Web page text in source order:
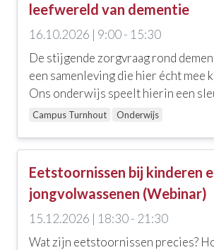
leefwereld van dementie
16.10.2026 | 9:00 - 15:30
De stijgende zorgvraag rond
een samenleving die hier écht mee
Ons onderwijs speelt hierin een
Campus Turnhout Onderwijs
Eetstoornissen bij kinderen
jongvolwassenen (Webinar)
15.12.2026 | 18:30 - 21:30
Wat zijn eetstoornissen precies?